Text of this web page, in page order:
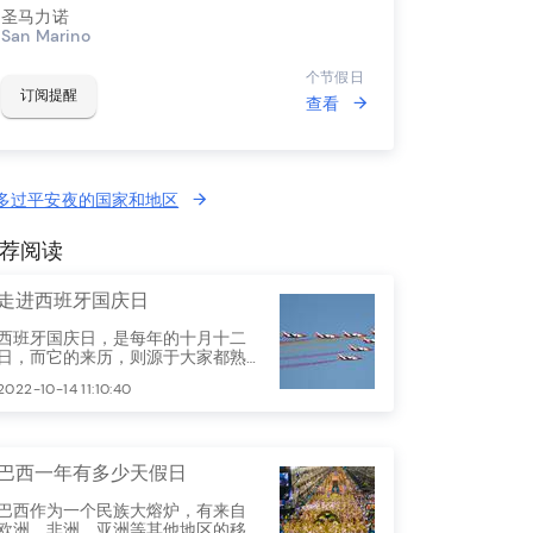
圣马力诺
San Marino
订阅提醒
个节假日
查看
过平安夜的国家和地区
阅读
进西班牙国庆日
班牙国庆日，是每年的十月十二
，而它的来历，则源于大家都熟
10-14 11:10:40
西一年有多少天假日
西作为一个民族大熔炉，有来自